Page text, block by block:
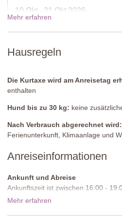
Erster Stock
Schlafzimmer 1
Kommode.
Dusche, Waschbecken, WC.
Zweibettzimmer (kann in ein
En-suite Badezimmer
Schlafzimmer 3
En-suite Badezimmer
10 Okt - 31 Okt 2026
Preise für 2027
Mehr erfahren
Hausregeln
Die Kurtaxe wird am Anreisetag
enthalten
Hund bis zu 30 kg: keine
Nach Verbrauch abgerechnet wird:
Ferienunterkunft, Klimaanlage und
Anreiseinformationen
Ankunft und Abreise
Ankunftszeit ist zwischen 16:00 -
Uhr morgens.
Zufahrtsstraße:Gepflastert
Mehr erfahren